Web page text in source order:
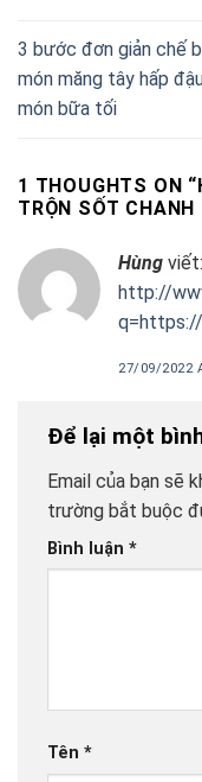
3 bước đơn giản chế
món măng tây hấp
món bữa tối
1 THOUGHTS ON “
TRỘN SỐT CHANH
Hùng viết:
http://
27/09/2022
Để lại một
Email của bạn sẽ
trường bắt buộc
Bình luận *
Tên *